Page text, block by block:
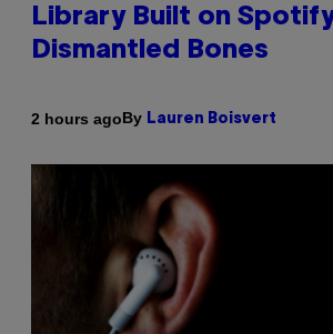
Library Built on
Dismantled Bones
2 hours agoBy Lauren Boisvert